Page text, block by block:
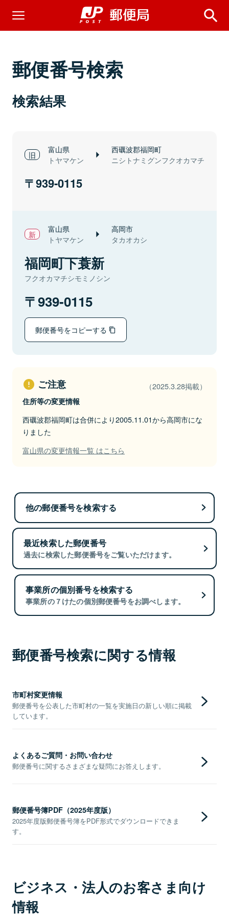
郵便番号検索
検索結果
富山県
トヤマケン
西礪波郡福岡町
ニシトナミグンフクオカマチ
939-0115
富山県
トヤマケン
高岡市
タカオカシ
福岡町下蓑新
フクオカマチシモミノシン
939-0115
郵便番号をコピーする
ご注意 （2025.3.28掲載）
住所等の変更情報
西礪波郡福岡町は合併により2005.11.01から高岡市にな
りました
富山県の変更情報一覧 はこちら
他の郵便番号を検索する
最近検索した郵便番号
過去に検索した郵便番号をご覧いただけます。
事業所の個別番号を検索する
事業所の７けたの個別郵便番号をお調べします。
郵便番号検索に関する情報
市町村変更情報
郵便番号を公表した市町村の一覧を実施日の新しい順に掲載
しています。
よくあるご質問・お問い合わせ
郵便番号に関するさまざまな疑問にお答えします。
郵便番号簿PDF（2025年度版）
2025年度版郵便番号簿をPDF形式でダウンロードできま
す。
ビジネス・法人のお客さま向け
情報